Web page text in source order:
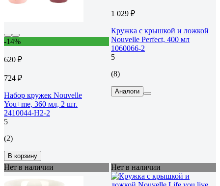
-14%
620 ₽
724 ₽
Набор кружек Nouvelle
You+me, 360 мл, 2 шт.
2410044-Н2-2
5
(2)
В корзину
1 029 ₽
Кружка с крышкой и ложкой
Nouvelle Perfect, 400 мл
1060066-2
5
(8)
Аналоги
Нет в наличии Нет в наличии